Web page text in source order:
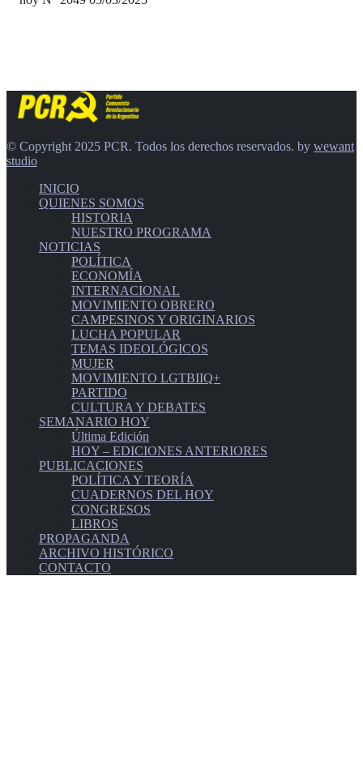
© Copyright 2025 PCR. Todos los derechos reservados. by wewant
studio
INICIO
QUIENES SOMOS
HISTORIA
NUESTRO PROGRAMA
NOTICIAS
POLÍTICA
ECONOMÍA
INTERNACIONAL
MOVIMIENTO OBRERO
CAMPESINOS Y ORIGINARIOS
LUCHA POPULAR
TEMAS IDEOLÓGICOS
MUJER
MOVIMIENTO LGTBIIQ+
PARTIDO
CULTURA Y DEBATES
SEMANARIO HOY
Última Edición
HOY – EDICIONES ANTERIORES
PUBLICACIONES
POLÍTICA Y TEORÍA
CUADERNOS DEL HOY
CONGRESOS
LIBROS
PROPAGANDA
ARCHIVO HISTÓRICO
CONTACTO